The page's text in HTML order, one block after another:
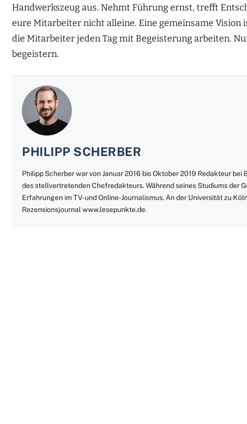
Handwerkszeug aus. Nehmt Führung ernst, trefft
eure Mitarbeiter nicht alleine. Eine gemeinsame
die Mitarbeiter jeden Tag mit Begeisterung arbeiten.
begeistern.
PHILIPP SCHERBER
Philipp Scherber war von Januar 2016 bis Oktober 2019 Redakteur
des stellvertretenden Chefredakteurs. Während seines Studiums der
Erfahrungen im TV- und Online-Journalismus. An der Universität zu
Rezensionsjournal www.lesepunkte.de.